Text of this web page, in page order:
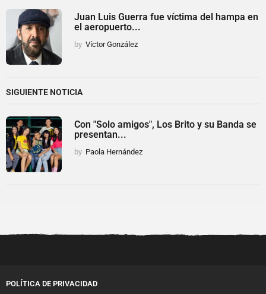
Juan Luis Guerra fue víctima del hampa en
el aeropuerto...
by Víctor González
SIGUIENTE NOTICIA
Con "Solo amigos", Los Brito y su Banda se
presentan...
by Paola Hernández
POLÍTICA DE PRIVACIDAD